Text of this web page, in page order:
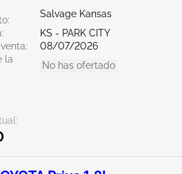
Salvage Kansas
KS - PARK CITY
08/07/2026
la
No has ofertado